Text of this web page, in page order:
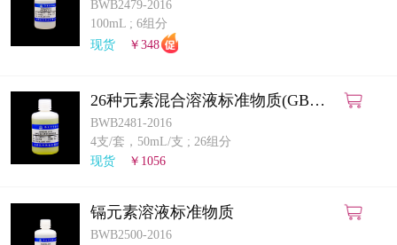
BWB2479-2016
100mL ; 6组分
现货
￥348
26种元素混合溶液标准物质(GB
5009.268-2025)(ICP-MS法)
BWB2481-2016
4支/套，50mL/支 ; 26组分
现货
￥1056
镉元素溶液标准物质
BWB2500-2016